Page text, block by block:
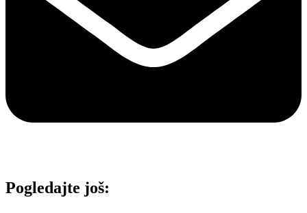
Pogledajte još: